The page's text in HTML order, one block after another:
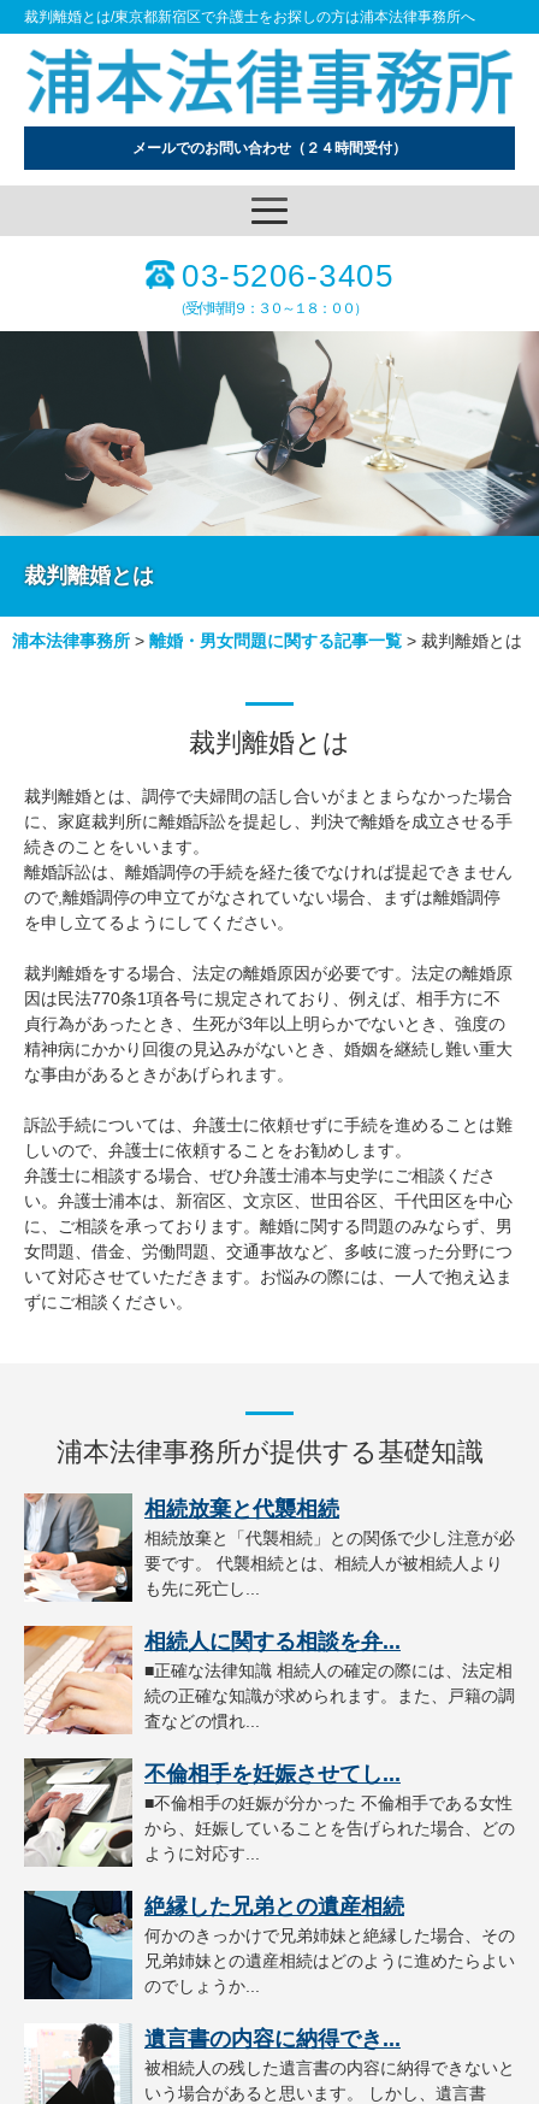
裁判離婚とは/東京都新宿区で弁護士をお探しの方は浦本法律事務所へ
メールでのお問い合わせ （２４時間受付）
03-5206-3405
（受付時間９：３０～１８：００）
裁判離婚とは
浦本法律事務所 > 離婚・男女問題に関する記事一覧 > 裁判離婚とは
裁判離婚とは
裁判離婚とは、調停で夫婦間の話し合いがまとまらなかった場合
に、家庭裁判所に離婚訴訟を提起し、判決で離婚を成立させる手
続きのことをいいます。
離婚訴訟は、離婚調停の手続を経た後でなければ提起できません
ので,離婚調停の申立てがなされていない場合、まずは離婚調停
を申し立てるようにしてください。
裁判離婚をする場合、法定の離婚原因が必要です。法定の離婚原
因は民法770条1項各号に規定されており、例えば、相手方に不
貞行為があったとき、生死が3年以上明らかでないとき、強度の
精神病にかかり回復の見込みがないとき、婚姻を継続し難い重大
な事由があるときがあげられます。
訴訟手続については、弁護士に依頼せずに手続を進めることは難
しいので、弁護士に依頼することをお勧めします。
弁護士に相談する場合、ぜひ弁護士浦本与史学にご相談くださ
い。弁護士浦本は、新宿区、文京区、世田谷区、千代田区を中心
に、ご相談を承っております。離婚に関する問題のみならず、男
女問題、借金、労働問題、交通事故など、多岐に渡った分野につ
いて対応させていただきます。お悩みの際には、一人で抱え込ま
ずにご相談ください。
浦本法律事務所が提供する基礎知識
相続放棄と代襲相続
相続放棄と「代襲相続」との関係で少し注意が必
要です。 代襲相続とは、相続人が被相続人より
も先に死亡し...
相続人に関する相談を弁...
■正確な法律知識 相続人の確定の際には、法定相
続の正確な知識が求められます。また、戸籍の調
査などの慣れ...
不倫相手を妊娠させてし...
■不倫相手の妊娠が分かった 不倫相手である女性
から、妊娠していることを告げられた場合、どの
ように対応す...
絶縁した兄弟との遺産相続
何かのきっかけで兄弟姉妹と絶縁した場合、その
兄弟姉妹との遺産相続はどのように進めたらよい
のでしょうか...
遺言書の内容に納得でき...
被相続人の残した遺言書の内容に納得できないと
いう場合があると思います。 しかし、遺言書